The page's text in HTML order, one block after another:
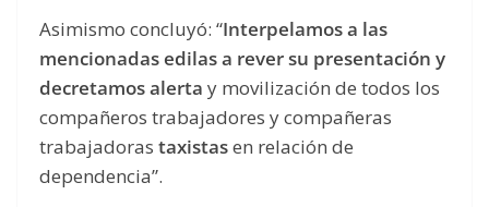
Asimismo concluyó: “Interpelamos a las
mencionadas edilas a rever su presentación y
decretamos alerta y movilización de todos los
compañeros trabajadores y compañeras
trabajadoras taxistasen relación de
dependencia”.